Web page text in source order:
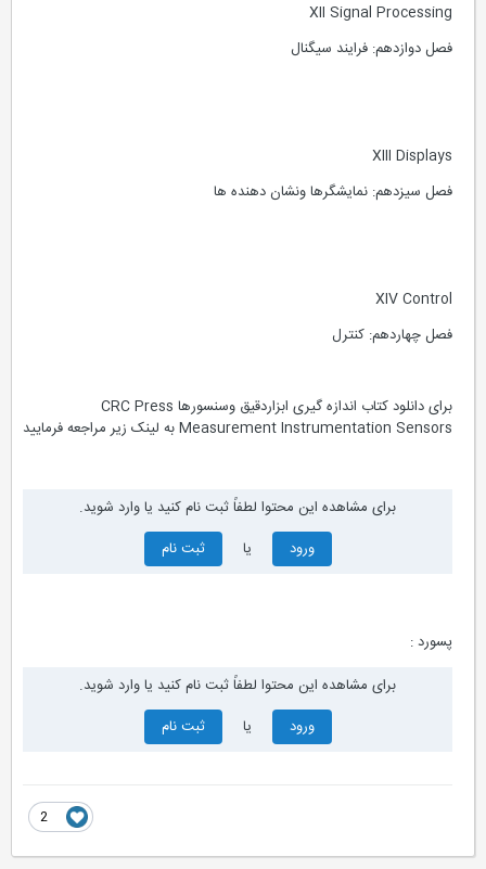
XII Signal Processing
فصل دوازدهم: فرایند سیگنال
XIII Displays
فصل سیزدهم: نمایشگرها ونشان دهنده ها
XIV Control
فصل چهاردهم: کنترل
برای دانلود کتاب اندازه گیری ابزاردقیق وسنسورها CRC Press
Measurement Instrumentation Sensors به لینک زیر مراجعه فرمایید
برای مشاهده این محتوا لطفاً ثبت نام کنید یا وارد شوید.
ورود
ثبت نام
پسورد :
برای مشاهده این محتوا لطفاً ثبت نام کنید یا وارد شوید.
ورود
ثبت نام